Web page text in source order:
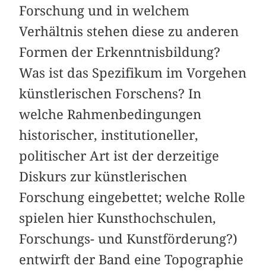
Forschung und in welchem
Verhältnis stehen diese zu anderen
Formen der Erkenntnisbildung?
Was ist das Spezifikum im Vorgehen
künstlerischen Forschens? In
welche Rahmenbedingungen
historischer, institutioneller,
politischer Art ist der derzeitige
Diskurs zur künstlerischen
Forschung eingebettet; welche Rolle
spielen hier Kunsthochschulen,
Forschungs- und Kunstförderung?)
entwirft der Band eine Topographie